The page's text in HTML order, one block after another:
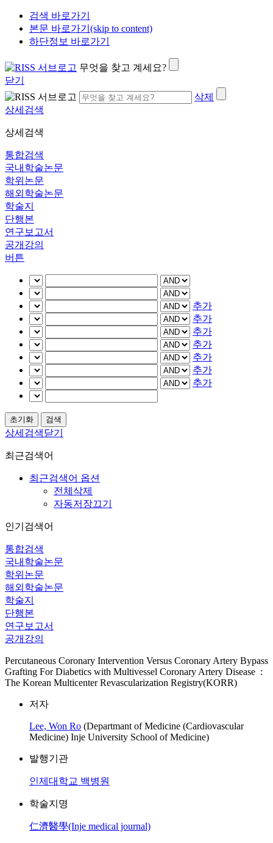
검색 바로가기
본문 바로가기(skip to content)
하단정보 바로가기
무엇을 찾고 계세요?
닫기
삭제
상세검색
상세검색
통합검색
국내학술논문
학위논문
해외학술논문
학술지
단행본
연구보고서
공개강의
버튼
추가
추가
추가
추가
추가
추가
추가
상세검색닫기
최근검색어
최근검색어 옵션
전체삭제
자동저장끄기
인기검색어
통합검색
국내학술논문
학위논문
해외학술논문
학술지
단행본
연구보고서
공개강의
Percutaneous Coronary Intervention Versus Coronary Artery Bypass
Grafting For Diabetics with Multivessel Coronary Artery Disease :
The Korean Multicenter Revascularization Registry(KORR)
저자
Lee, Won Ro (Departmant of Medicine (Cardiovascular
Medicine) Inje University School of Medicine)
발행기관
인제대학교 백병원
학술지명
仁濟醫學(Inje medical journal)